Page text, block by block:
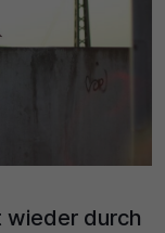
wieder durch
speichern.